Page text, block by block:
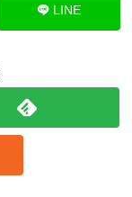
LINE